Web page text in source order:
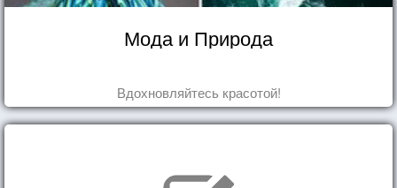
Мода и Природа
Вдохновляйтесь красотой!